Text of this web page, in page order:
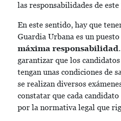
las responsabilidades de este
En este sentido, hay que
Guardia Urbana es un
máxima responsabilidad
garantizar que los
tengan unas condiciones de
se realizan diversos
constatar que cada
por la normativa legal que